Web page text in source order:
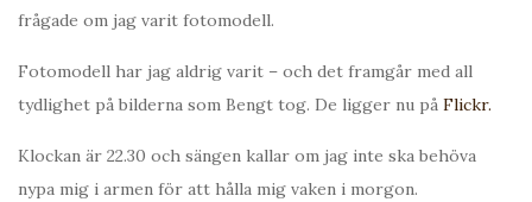
frågade om jag varit fotomodell.
Fotomodell har jag aldrig varit – och det framgår med all
tydlighet på bilderna som Bengt tog. De ligger nu på Flickr.
Klockan är 22.30 och sängen kallar om jag inte ska behöva
nypa mig i armen för att hålla mig vaken i morgon.